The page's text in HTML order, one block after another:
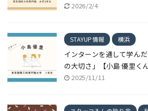
2026/2/4
STAYUP情報 横浜
インターンを通して学ん
の大切さ」【小島 優里く
2025/11/11